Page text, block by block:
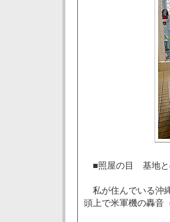
■照屋の目 基地と
私が住んでいる沖
頭上で米軍機の轟音